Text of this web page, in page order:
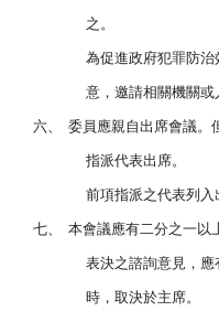
之。
為促進政府犯罪防
意，邀請相關機關或
六、 委員應親自出席會議。
指派代表出席。
前項指派之代表列入
七、 本會議應有二分之一以
表決之諮詢意見，
時，取決於主席。